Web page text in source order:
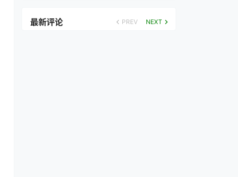
最新评论 PREV NEXT